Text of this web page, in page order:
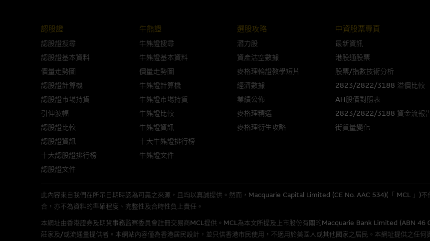
與結構性產品有關的風險
結構性產品並無抵押品，如發行人無力償債或違約，投資者可能無法收回部份或全部應收款項。結構性
性產品的詳情及自行評估箇中風險。如有需要，請徵詢獨立之專業意見。牛熊證備有強制贖回機制可能
損失全部投資；而(ii)R類牛熊證之剩餘價值則可能為零。
本網站或載有連接非由麥格理集團管理的網站的連結。此等連結純為方便閣下取得更多關於市場上相關產
站的內容及所介紹的產品或服務，均無任何操控權，因此對此等網站的內容及所介紹服務或產品是否準確
議閣下自行向本網站述及或連接的第三者查詢。此外，載有第三者網站的連結，不應視為該第三者推介本
經由本網站接觸到的軟件應用
部分可經本網站連結下載的軟件程式屬於第三者的產品。閣下使用此等屬於第三者的軟件，須自負全責
出的使用條款約束。
認股證
認股證搜尋
認股證基本資料
價量走勢圖
認股證計算機
認股證市場持貨
引伸波幅
認股證比較
認股證資訊
十大認股證排行榜
認股證文件
牛熊證
牛熊證搜尋
牛熊證基本資料
價量走勢圖
牛熊證計算機
牛熊證市場持貨
牛熊證比較
牛熊證資訊
十大牛熊證排行榜
牛熊證文件
選股攻略
潛力股
資產沽空數據
麥格理輪證教學短片
經濟數據
業績公佈
麥格理精選
麥格理衍生攻略
中資股票專頁
最新資訊
港股通股票
股票/指數技術分析
2823/2822/3188 溢價比較
AH股價對照表
2823/2822/3188 資金流報
街貨量變化
此內容來自我們在所示日期時認為可靠之來源，且均以真誠提供。然而，Macquarie Capital Limited (CE No. AAC 534)(「 MCL 」)
合，亦不為資料的準確程度、完整性及合時性負上責任。
本網址由香港證券及期貨事務監察委員會註冊交易商MCL提供。MCL為本文所提及上市股份有關的Macquarie Bank Limited (ABN
莊家及/或流通量提供者。本網站內容僅為香港居民設計，並只供香港市民使用，不適用於美國人或其他國家之居民。本網址提供之任